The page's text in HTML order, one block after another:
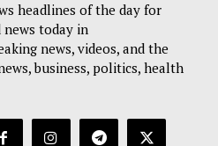
headlines of the day for
news today in
news, videos, and the
business, politics, health